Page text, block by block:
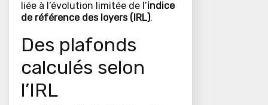
liée à l’évolution limitée de l’indice
de référence des loyers (IRL).
Des plafonds
calculés selon
l’IRL